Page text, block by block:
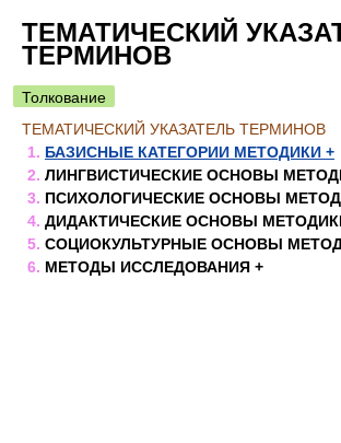
ТЕМАТИЧЕСКИЙ
ТЕРМИНОВ
Толкование
ТЕМАТИЧЕСКИЙ УКАЗАТЕЛЬ ТЕРМИНОВ
1. БАЗИСНЫЕ КАТЕГОРИИ МЕТОДИКИ +
2. ЛИНГВИСТИЧЕСКИЕ ОСНОВЫ
3. ПСИХОЛОГИЧЕСКИЕ ОСНОВЫ
4. ДИДАКТИЧЕСКИЕ ОСНОВЫ
5. СОЦИОКУЛЬТУРНЫЕ ОСНОВЫ
6. МЕТОДЫ ИССЛЕДОВАНИЯ +